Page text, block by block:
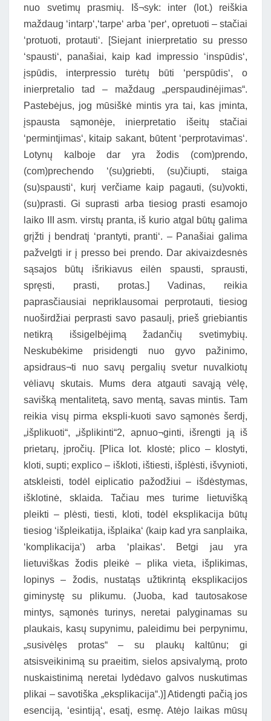
nuo svetimų prasmių. Iš¬syk: inter (lot.) reiškia
maždaug ‘intarp‘,‘tarpe‘ arba ‘per‘, opretuoti – stačiai
‘protuoti, protauti‘. [Siejant inierpretatio su presso
‘spausti‘, panašiai, kaip kad impressio ‘inspūdis‘,
įspūdis, interpressio turėtų būti ‘perspūdis‘, o
inierpretalio tad – maždaug „perspaudinėjimas“.
Pastebėjus, jog mūsiškė mintis yra tai, kas įminta,
įspausta sąmonėje, inierpretatio išeitų stačiai
‘permintjimas‘, kitaip sakant, būtent ‘perprotavimas‘.
Lotynų kalboje dar yra žodis (com)prendo,
(com)prechendo ‘(su)griebti, (su)čiupti, staiga
(su)spausti‘, kurį verčiame kaip pagauti, (su)vokti,
(su)prasti. Gi suprasti arba tiesiog prasti esamojo
laiko III asm. virstų pranta, iš kurio atgal būtų galima
grįžti į bendratį ‘prantyti, pranti‘. – Panašiai galima
pažvelgti ir į presso bei prendo. Dar akivaizdesnės
sąsajos būtų išrikiavus eilėn spausti, sprausti,
spręsti, prasti, protas.] Vadinas, reikia
paprasčiausiai nepriklausomai perprotauti, tiesiog
nuoširdžiai perprasti savo pasaulį, prieš griebiantis
netikrą išsigelbėjimą žadančių svetimybių.
Neskubėkime prisidengti nuo gyvo pažinimo,
apsidraus¬ti nuo savų pergalių svetur nuvalkiotų
vėliavų skutais. Mums dera atgauti savąją vėlę,
savišką mentalitetą, savo mentą, savas mintis. Tam
reikia visų pirma ekspli-kuoti savo sąmonės šerdį,
„išplikuoti“, „išplikinti“2, apnuo¬ginti, išrengti ją iš
prietarų, įpročių. [Plica lot. klostė; plico – klostyti,
kloti, supti; explico – iškloti, ištiesti, išplėsti, išvynioti,
atskleisti, todėl eiplicatio pažodžiui – išdėstymas,
išklotinė, sklaida. Tačiau mes turime lietuvišką
pleikti – plėsti, tiesti, kloti, todėl eksplikacija būtų
tiesiog ‘išpleikatija, išplaika‘ (kaip kad yra sanplaika,
‘komplikacija‘) arba ‘plaikas‘. Betgi jau yra
lietuviškas žodis pleikė – plika vieta, išplikimas,
lopinys – žodis, nustatąs užtikrintą eksplikacijos
giminystę su plikumu. (Juoba, kad tautosakose
mintys, sąmonės turinys, neretai palyginamas su
plaukais, kasų supynimu, paleidimu bei perpynimu,
„susivėlęs protas“ – su plaukų kaltūnu; gi
atsisveikinimą su praeitim, sielos apsivalymą, proto
nuskaistinimą neretai lydėdavo galvos nuskutimas
plikai – savotiška „eksplikacija“.)] Atidengti pačią jos
esenciją, ‘esintiją‘, esatį, esmę. Atėjo laikas mūsų